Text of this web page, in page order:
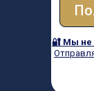
🔐 Мы не